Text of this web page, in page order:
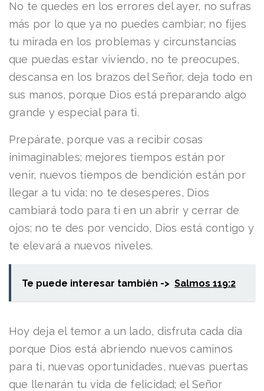
No te quedes en los errores del ayer, no sufras
más por lo que ya no puedes cambiar; no fijes
tu mirada en los problemas y circunstancias
que puedas estar viviendo, no te preocupes,
descansa en los brazos del Señor, deja todo en
sus manos, porque Dios está preparando algo
grande y especial para ti.
Prepárate, porque vas a recibir cosas
inimaginables; mejores tiempos están por
venir, nuevos tiempos de bendición están por
llegar a tu vida; no te desesperes, Dios
cambiará todo para ti en un abrir y cerrar de
ojos; no te des por vencido, Dios está contigo y
te elevará a nuevos niveles.
Te puede interesar también -> Salmos 119:2
Hoy deja el temor a un lado, disfruta cada día
porque Dios está abriendo nuevos caminos
para ti, nuevas oportunidades, nuevas puertas
que llenarán tu vida de felicidad; el Señor